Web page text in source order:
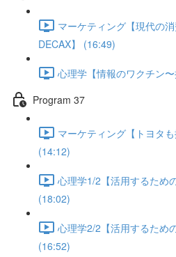
マーケティング【現代の
DECAX】 (16:49)
心理学【情報のワクチン
Program 37
マーケティング【トヨタ
(14:12)
心理学1/2【活用するため
(18:02)
心理学2/2【活用するため
(16:52)